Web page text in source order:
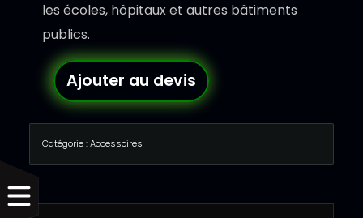
les écoles, hôpitaux et autres bâtiments
publics.
Ajouter au devis
Catégorie :Accessoires